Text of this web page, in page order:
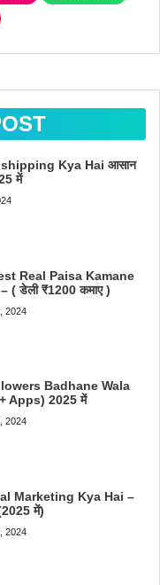
Kya Hai आसान
में
Real Paisa Kamane
( डेली ₹1200 कमाए )
2024
Badhane Wala
Apps) 2025 में
2024
Marketing Kya Hai –
में)
2024